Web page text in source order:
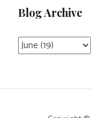
Blog Archive